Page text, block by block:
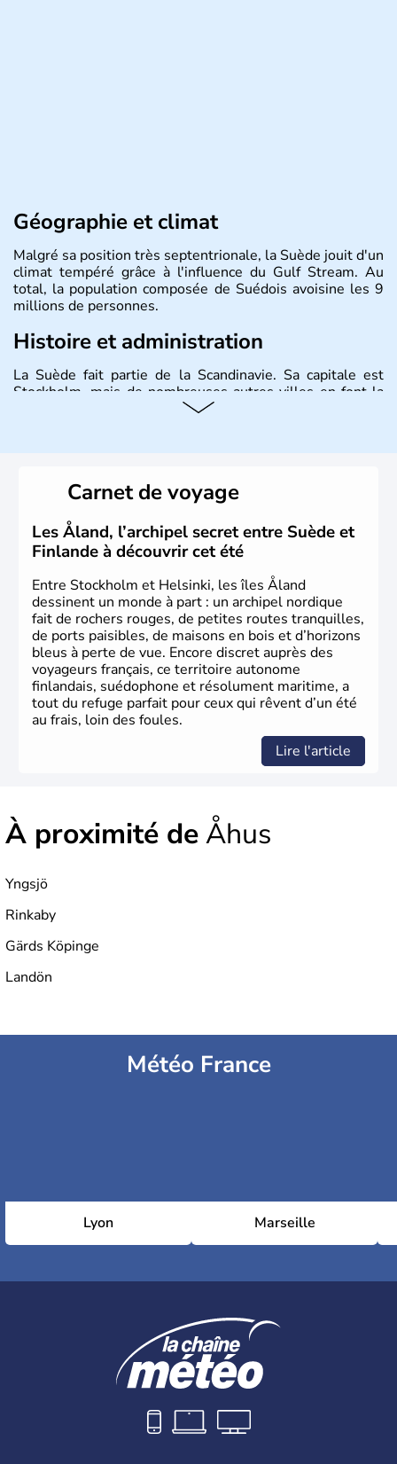
Géographie et climat
Malgré sa position très septentrionale, la Suède jouit d'un
climat tempéré grâce à l'influence du Gulf Stream. Au
total, la population composée de Suédois avoisine les 9
millions de personnes.
Histoire et administration
La Suède fait partie de la Scandinavie. Sa capitale est
Stockholm, mais de nombreuses autres villes en font la
renommée comme Malmö et Göteborg. Elle fait partie de
de cuivre et de bois.
Carnet de voyage
Les Åland, l’archipel secret entre Suède et
Finlande à découvrir cet été
Entre Stockholm et Helsinki, les îles Åland
dessinent un monde à part : un archipel nordique
fait de rochers rouges, de petites routes tranquilles,
de ports paisibles, de maisons en bois et d’horizons
bleus à perte de vue. Encore discret auprès des
voyageurs français, ce territoire autonome
finlandais, suédophone et résolument maritime, a
tout du refuge parfait pour ceux qui rêvent d’un été
au frais, loin des foules.
Lire l'article
À proximité deÅhus
Yngsjö
Rinkaby
Gärds Köpinge
Landön
Météo France
Lyon Marseille